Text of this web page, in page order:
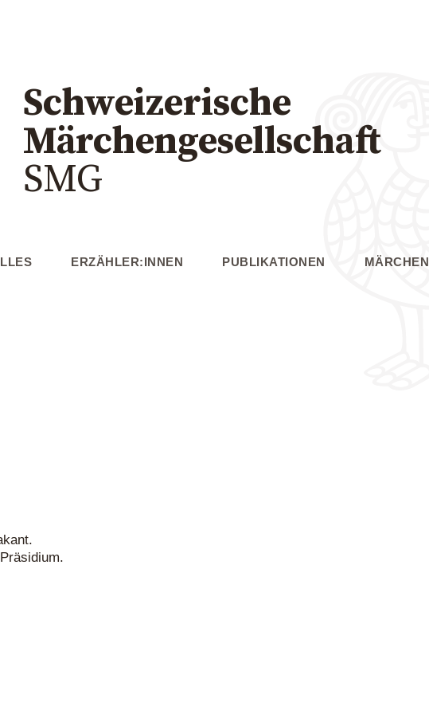
Schweizerische
Märchengesellschaft
SMG
ERZÄHLER:INNEN PUBLIKATIONEN MÄRCHEN